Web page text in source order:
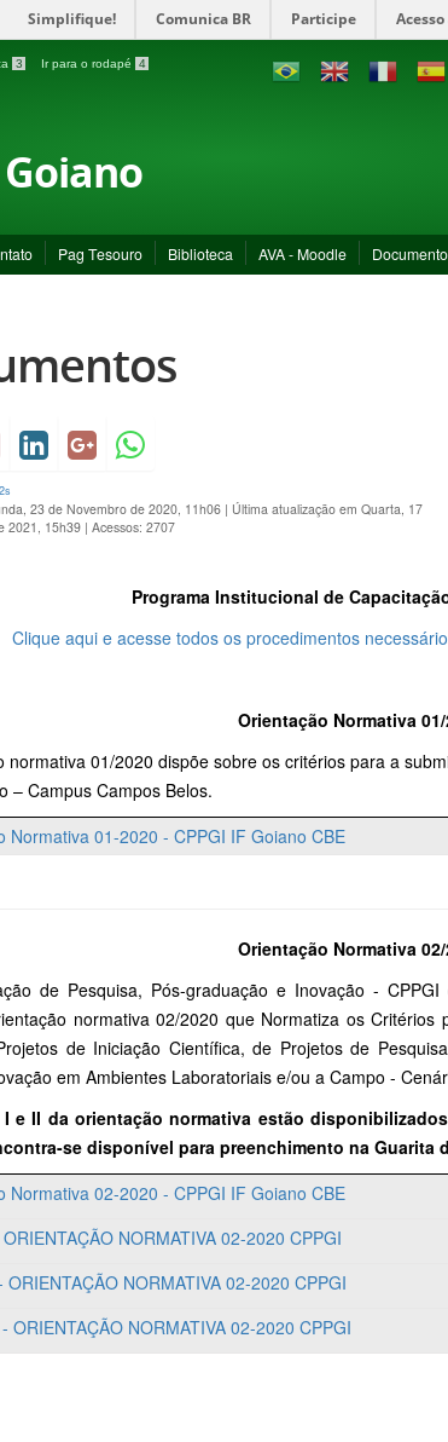
Simplifique! Comunica BR Participe
3 Ir para o rodapé 4
Pag Tesouro Biblioteca AVA - Moodle
23 de Novembro de 2020, 11h06 | Última atualização em Quarta, 17
2021, 15h39 | Acessos: 2707
Programa Institucional de
Clique aqui e acesse todos os procedimentos
Orientação Normativa
normativa 01/2020 dispõe sobre os critérios para a
– Campus Campos Belos.
Normativa 01-2020 - CPPGI IF Goiano CBE
Orientação Normativa
de Pesquisa, Pós-graduação e Inovação -
normativa 02/2020 que Normatiza os Critérios
de Iniciação Científica, de Projetos de
em Ambientes Laboratoriais e/ou a Campo -
e II da orientação normativa estão
se disponível para preenchimento na Guarita
Normativa 02-2020 - CPPGI IF Goiano CBE
NORMATIVA 02-2020 CPPGI
ORIENTAÇÃO NORMATIVA 02-2020 CPPGI
ORIENTAÇÃO NORMATIVA 02-2020 CPPGI